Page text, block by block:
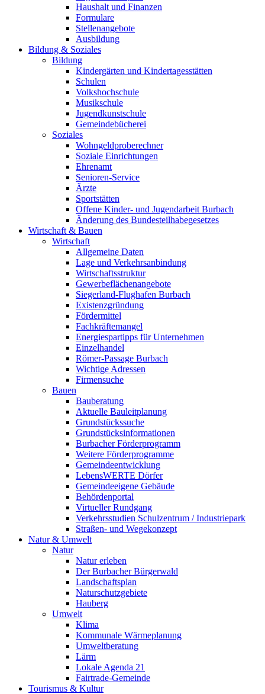
Haushalt und Finanzen
Formulare
Stellenangebote
Ausbildung
Bildung & Soziales
Bildung
Kindergärten und Kindertagesstätten
Schulen
Volkshochschule
Musikschule
Jugendkunstschule
Gemeindebücherei
Soziales
Wohngeldproberechner
Soziale Einrichtungen
Ehrenamt
Senioren-Service
Ärzte
Sportstätten
Offene Kinder- und Jugendarbeit Burbach
Änderung des Bundesteilhabegesetzes
Wirtschaft & Bauen
Wirtschaft
Allgemeine Daten
Lage und Verkehrsanbindung
Wirtschaftsstruktur
Gewerbeflächenangebote
Siegerland-Flughafen Burbach
Existenzgründung
Fördermittel
Fachkräftemangel
Energiespartipps für Unternehmen
Einzelhandel
Römer-Passage Burbach
Wichtige Adressen
Firmensuche
Bauen
Bauberatung
Aktuelle Bauleitplanung
Grundstückssuche
Grundstücksinformationen
Burbacher Förderprogramm
Weitere Förderprogramme
Gemeindeentwicklung
LebensWERTE Dörfer
Gemeindeeigene Gebäude
Behördenportal
Virtueller Rundgang
Verkehrsstudien Schulzentrum / Industriepark
Straßen- und Wegekonzept
Natur & Umwelt
Natur
Natur erleben
Der Burbacher Bürgerwald
Landschaftsplan
Naturschutzgebiete
Hauberg
Umwelt
Klima
Kommunale Wärmeplanung
Umweltberatung
Lärm
Lokale Agenda 21
Fairtrade-Gemeinde
Tourismus & Kultur